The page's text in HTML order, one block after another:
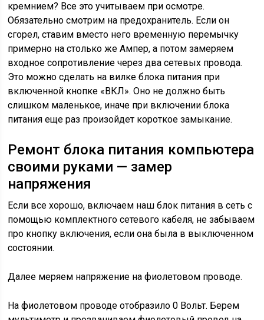
кремнием? Все это учитываем при осмотре.
Обязательно смотрим на предохранитель. Если он
сгорел, ставим вместо него временную перемычку
примерно на столько же Ампер, а потом замеряем
входное сопротивление через два сетевых провода.
Это можно сделать на вилке блока питания при
включенной кнопке «ВКЛ». Оно не должно быть
слишком маленькое, иначе при включении блока
питания еще раз произойдет короткое замыкание.
Ремонт блока питания компьютера
своими руками — замер
напряжения
Если все хорошо, включаем наш блок питания в сеть с
помощью комплектного сетевого кабеля, не забываем
про кнопку включения, если она была в выключенном
состоянии.
Далее меряем напряжение на фиолетовом проводе.
На фиолетовом проводе отобразило 0 Вольт. Берем